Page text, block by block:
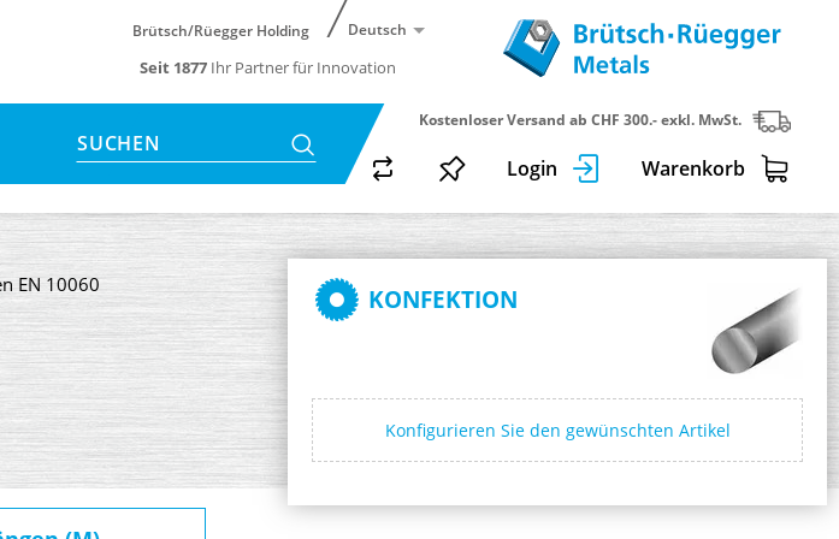
Brütsch/Rüegger Holding Deutsch
Seit 1877 Ihr Partner für Innovation
SUCHEN
Kostenloser Versand ab CHF 300.- exkl. MwSt.
Login Warenkorb
EN 10060
KONFEKTION
Konfigurieren Sie den gewünschten Artikel